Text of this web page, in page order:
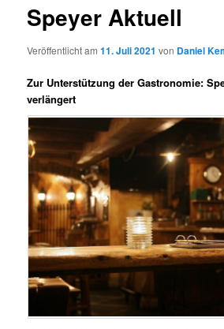
Speyer Aktuell
Veröffentlicht am11. Juli 2021 von Daniel
Zur Unterstützung der Gastronomie:
verlängert